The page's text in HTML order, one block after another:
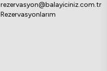
rezervasyon@balayiciniz.com.tr
Rezervasyonlarım